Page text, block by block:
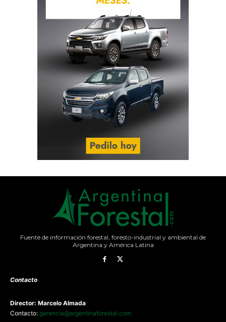
Fuente de información forestal, foresto-industrial y ambiental de
Argentina y América Latina
Contacto
Director: Marcelo Almada
Contacto: gerencia@argentinaforestal.com